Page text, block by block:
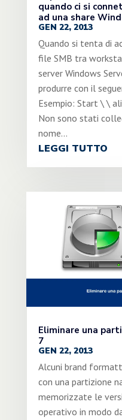
quando ci si
ad una share
GEN 22, 2013
Quando si tenta di
file SMB tra
server Windows
produrre con il
Esempio: Start \ \
Non sono stati
nome...
LEGGI TUTTO
Eliminare una
7
GEN 22, 2013
Alcuni brand
con una partizione
memorizzate le
operativo in modo